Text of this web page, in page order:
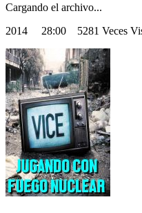
Cargando el archivo...
2014 28:00 5281 Veces